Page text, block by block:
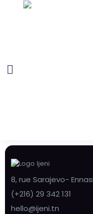
8, rue Sarajevo-
(+216) 29 342 131
hello@ijeni.tn